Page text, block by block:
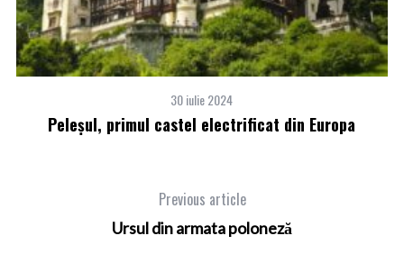
30 iulie 2024
Peleşul, primul castel electrificat din Europa
Previous article
Ursul din armata poloneză